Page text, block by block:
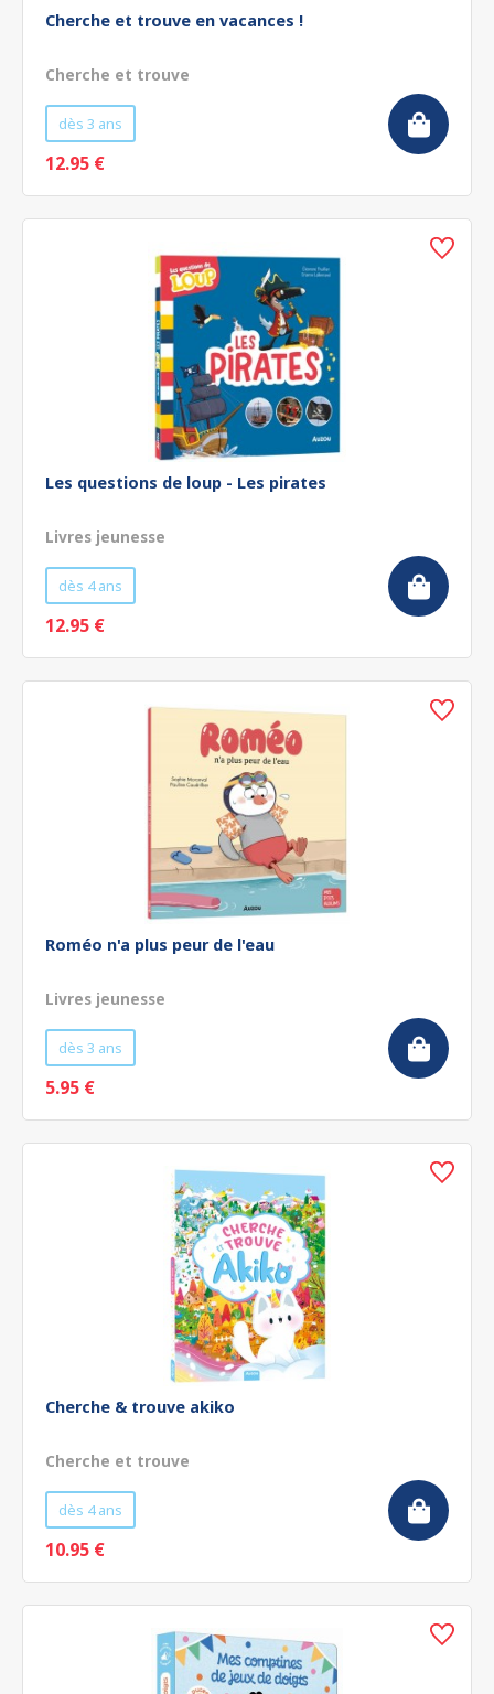
Cherche et trouve en vacances !
Cherche et trouve
dès 3 ans
12.95 €
Les questions de loup - Les pirates
Livres jeunesse
dès 4 ans
12.95 €
Roméo n'a plus peur de l'eau
Livres jeunesse
dès 3 ans
5.95 €
Cherche & trouve akiko
Cherche et trouve
dès 4 ans
10.95 €